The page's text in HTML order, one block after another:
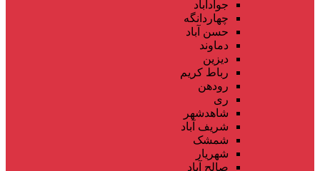
جوادآباد
چهاردانگه
حسن آباد
دماوند
دیزین
رباط کریم
رودهن
ری
شاهدشهر
شریف آباد
شمشک
شهریار
صالح آباد